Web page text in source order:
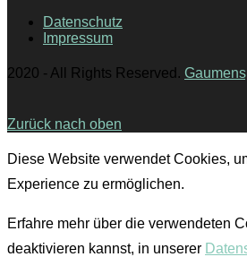
Datenschutz
Impressum
2020 - All Rights Reserved.
Zurück nach oben
Diese Website verwendet Cookies,
Experience zu ermöglichen.
Erfahre mehr über die verwendeten
deaktivieren kannst, in unserer